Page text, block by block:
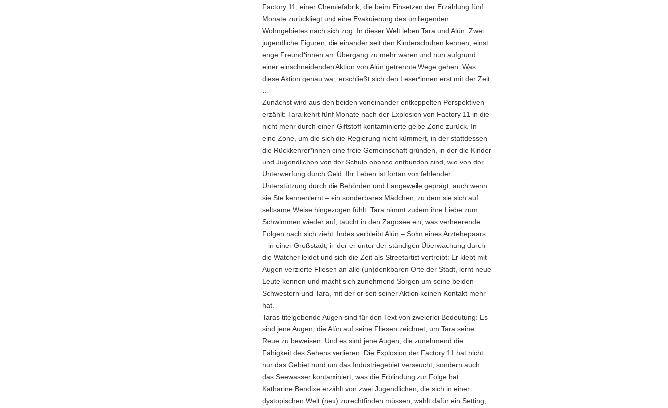
Factory 11, einer Chemiefabrik, die beim Einsetzen der Erzählung fünf
Monate zurückliegt und eine Evakuierung des umliegenden
Wohngebietes nach sich zog. In dieser Welt leben Tara und Alún: Zwei
jugendliche Figuren, die einander seit den Kinderschuhen kennen, einst
enge Freund*innen am Übergang zu mehr waren und nun aufgrund
einer einschneidenden Aktion von Alún getrennte Wege gehen. Was
diese Aktion genau war, erschließt sich den Leser*innen erst mit der Zeit
Zunächst wird aus den beiden voneinander entkoppelten Perspektiven
erzählt: Tara kehrt fünf Monate nach der Explosion von Factory 11 in die
nicht mehr durch einen Giftstoff kontaminierte gelbe Zone zurück. In
eine Zone, um die sich die Regierung nicht kümmert, in der stattdessen
die Rückkehrer*innen eine freie Gemeinschaft gründen, in der die Kinder
und Jugendlichen von der Schule ebenso entbunden sind, wie von der
Unterwerfung durch Geld. Ihr Leben ist fortan von fehlender
Unterstützung durch die Behörden und Langeweile geprägt, auch wenn
sie Ste kennenlernt – ein sonderbares Mädchen, zu dem sie sich auf
seltsame Weise hingezogen fühlt. Tara nimmt zudem ihre Liebe zum
Schwimmen wieder auf, taucht in den Zagosee ein, was verheerende
Folgen nach sich zieht. Indes verbleibt Alún – Sohn eines Arztehepaars
– in einer Großstadt, in der er unter der ständigen Überwachung durch
die Watcher leidet und sich die Zeit als Streetartist vertreibt: Er klebt mit
Augen verzierte Fliesen an alle (un)denkbaren Orte der Stadt, lernt neue
Leute kennen und macht sich zunehmend Sorgen um seine beiden
Schwestern und Tara, mit der er seit seiner Aktion keinen Kontakt mehr
hat.
Taras titelgebende Augen sind für den Text von zweierlei Bedeutung: Es
sind jene Augen, die Alún auf seine Fliesen zeichnet, um Tara seine
Reue zu beweisen. Und es sind jene Augen, die zunehmend die
Fähigkeit des Sehens verlieren. Die Explosion der Factory 11 hat nicht
nur das Gebiet rund um das Industriegebiet verseucht, sondern auch
das Seewasser kontaminiert, was die Erblindung zur Folge hat.
Katharine Bendixe erzählt von zwei Jugendlichen, die sich in einer
dystopischen Welt (neu) zurechtfinden müssen, wählt dafür ein Setting,